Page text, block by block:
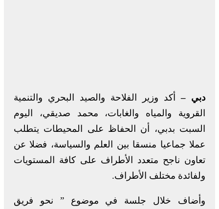
دبي –أكد وزير الفلاحة والصيد البحري والتنمية
القروية والمياه والغابات، محمد صديقي، اليوم
السبت بدبي، أن الحفاظ على المحيطات يتطلب
عملا جماعيا منسقا بين العلم والسياسة، فضلا عن
تعاون ناجح متعدد الأطراف على كافة المستويات
ولفائدة مختلف الأطراف.
وأضاف خلال جلسة في موضوع ” نحو فريق